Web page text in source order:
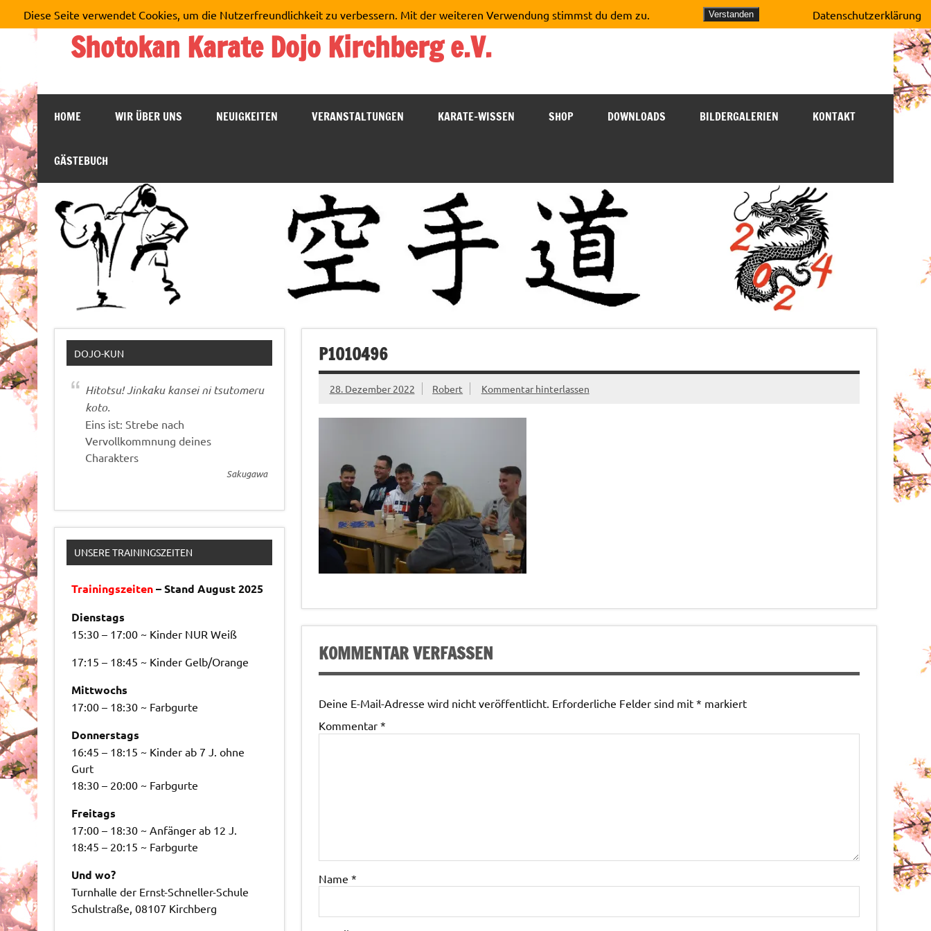
Inhalt
springen
Shotokan Karate Dojo Kirchberg e.V.
HOME WIR ÜBER UNS NEUIGKEITEN VERANSTALTUNGEN KARATE-WISSEN SHOP DOWNLOADS BILDERGALERIEN KONTAKT
GÄSTEBUCH
P1010496
28. Dezember 2022 Robert Kommentar hinterlassen
KOMMENTAR VERFASSEN
Deine E-Mail-Adresse wird nicht veröffentlicht. Erforderliche Felder sind mit * markiert
Kommentar *
Name *
DOJO-KUN
Hitotsu! Jinkaku kansei ni tsutomeru
koto.
Eins ist: Strebe nach
Vervollkommnung deines
Charakters
Sakugawa
UNSERE TRAININGSZEITEN
Trainingszeiten– Stand August 2025
Dienstags
15:30 – 17:00 ~ Kinder NUR Weiß
17:15 – 18:45 ~ Kinder Gelb/Orange
Mittwochs
17:00 – 18:30 ~ Farbgurte
Donnerstags
16:45 – 18:15 ~ Kinder ab 7 J. ohne
Gurt
18:30 – 20:00 ~ Farbgurte
Freitags
17:00 – 18:30 ~ Anfänger ab 12 J.
18:45 – 20:15 ~ Farbgurte
Und wo?
Turnhalle der Ernst-Schneller-Schule
Schulstraße, 08107 Kirchberg
Diese Seite verwendet Cookies, um die Nutzerfreundlichkeit zu verbessern. Mit der weiteren Verwendung stimmst du dem zu. Verstanden Datenschutzerklärung